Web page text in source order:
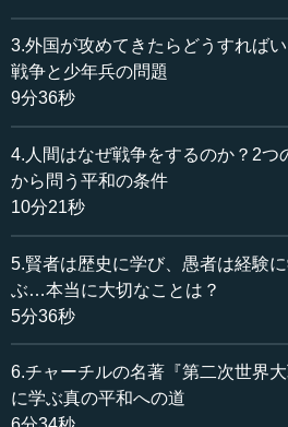
小原 1つ簡単な質問なのですけれ
夜になると戸締まりしますよね。
ょうか。そこにはどんな感情が生
でしょうか。簡単にその紙に書い
書いたような、怖いというのでもい
―― いかがでしょうか。では発表
う。
【会場からの意見】
不審者が入ってこないようにするた
悪い人が入ってこないように
誰かが勝手に入らないようにする
泥棒が家に入ってきて、金品を盗
3.外国が攻めてきたらどうすればい
戦争と少年兵の問題
9分36秒
4.人間はなぜ戦争をするのか？2つ
から問う平和の条件
10分21秒
5.賢者は歴史に学び、愚者は経験
ぶ…本当に大切なことは？
5分36秒
6.チャーチルの名著『第二次世界大
に学ぶ真の平和への道